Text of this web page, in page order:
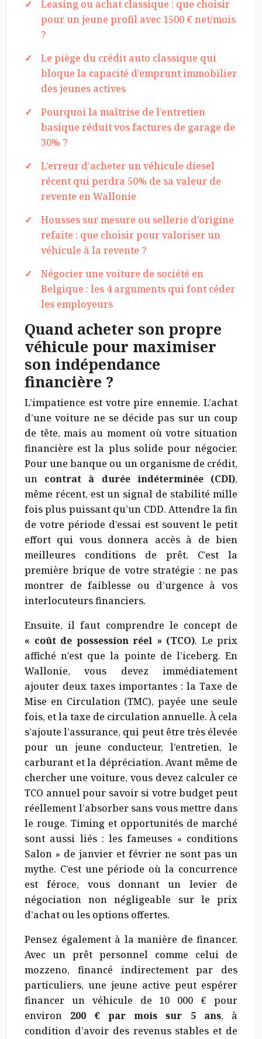
Leasing ou achat classique : que choisir
pour un jeune profil avec 1500 € net/mois
?
Le piège du crédit auto classique qui
bloque la capacité d’emprunt immobilier
des jeunes actives
Pourquoi la maîtrise de l’entretien
basique réduit vos factures de garage de
30% ?
L’erreur d’acheter un véhicule diesel
récent qui perdra 50% de sa valeur de
revente en Wallonie
Housses sur mesure ou sellerie d’origine
refaite : que choisir pour valoriser un
véhicule à la revente ?
Négocier une voiture de société en
Belgique : les 4 arguments qui font céder
les employeurs
Quand acheter son propre
véhicule pour maximiser
son indépendance
financière ?
L’impatience est votre pire ennemie. L’achat
d’une voiture ne se décide pas sur un coup
de tête, mais au moment où votre situation
financière est la plus solide pour négocier.
Pour une banque ou un organisme de crédit,
un contrat à durée indéterminée (CDI),
même récent, est un signal de stabilité mille
fois plus puissant qu’un CDD. Attendre la fin
de votre période d’essai est souvent le petit
effort qui vous donnera accès à de bien
meilleures conditions de prêt. C’est la
première brique de votre stratégie : ne pas
montrer de faiblesse ou d’urgence à vos
interlocuteurs financiers.
Ensuite, il faut comprendre le concept de
« coût de possession réel » (TCO). Le prix
affiché n’est que la pointe de l’iceberg. En
Wallonie, vous devez immédiatement
ajouter deux taxes importantes : la Taxe de
Mise en Circulation (TMC), payée une seule
fois, et la taxe de circulation annuelle. À cela
s’ajoute l’assurance, qui peut être très élevée
pour un jeune conducteur, l’entretien, le
carburant et la dépréciation. Avant même de
chercher une voiture, vous devez calculer ce
TCO annuel pour savoir si votre budget peut
réellement l’absorber sans vous mettre dans
le rouge. Timing et opportunités de marché
sont aussi liés : les fameuses « conditions
Salon » de janvier et février ne sont pas un
mythe. C’est une période où la concurrence
est féroce, vous donnant un levier de
négociation non négligeable sur le prix
d’achat ou les options offertes.
Pensez également à la manière de financer.
Avec un prêt personnel comme celui de
mozzeno, financé indirectement par des
particuliers, une jeune active peut espérer
financer un véhicule de 10 000 € pour
environ 200 € par mois sur 5 ans, à
condition d’avoir des revenus stables et de